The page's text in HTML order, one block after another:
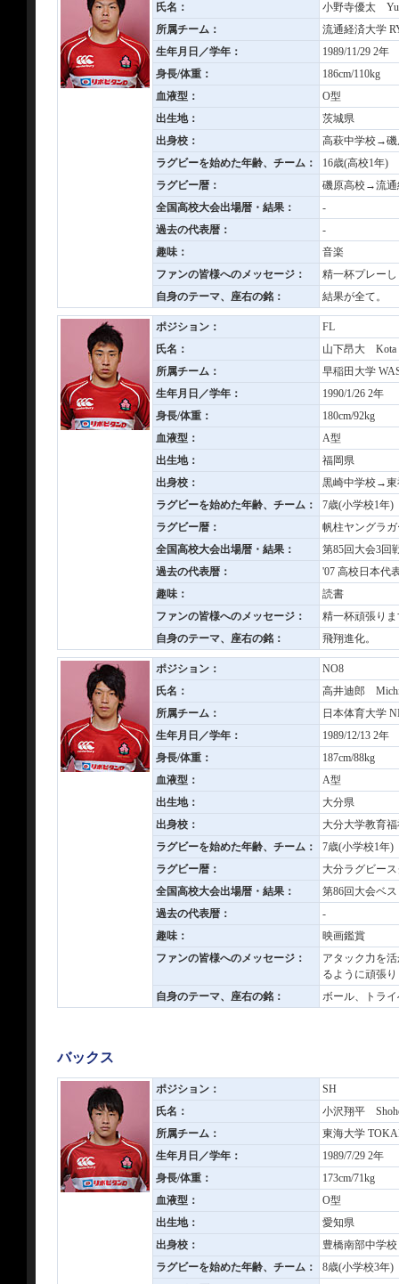
氏名：
小野寺優太
所属チーム：
流通経済大学
生年月日／学年：
1989/11/29 2年
身長/体重：
186cm/110kg
血液型：
O型
出生地：
茨城県
出身校：
高萩中学校→
ラグビーを始めた年齢、チーム：
16歳(高校1年)
ラグビー暦：
磯原高校→流通
全国高校大会出場暦・結果：
-
過去の代表暦：
-
趣味：
音楽
ファンの皆様へのメッセージ：
精一杯プレー
自身のテーマ、座右の銘：
結果が全て。
ポジション：
FL
氏名：
山下昂大 Kota
所属チーム：
早稲田大学
生年月日／学年：
1990/1/26 2年
身長/体重：
180cm/92kg
血液型：
A型
出生地：
福岡県
出身校：
黒崎中学校→
ラグビーを始めた年齢、チーム：
7歳(小学校1年
ラグビー暦：
帆柱ヤングラ
全国高校大会出場暦・結果：
第85回大会3回
過去の代表暦：
'07 高校日本代
趣味：
読書
ファンの皆様へのメッセージ：
精一杯頑張り
自身のテーマ、座右の銘：
飛翔進化。
ポジション：
NO8
氏名：
高井迪郎
所属チーム：
日本体育大学
生年月日／学年：
1989/12/13 2年
身長/体重：
187cm/88kg
血液型：
A型
出生地：
大分県
出身校：
大分大学教育
ラグビーを始めた年齢、チーム：
7歳(小学校1年
ラグビー暦：
大分ラグビー
全国高校大会出場暦・結果：
第86回大会ベ
過去の代表暦：
-
趣味：
映画鑑賞
ファンの皆様へのメッセージ：
アタック力を
るように頑張
自身のテーマ、座右の銘：
ボール、トラ
バックス
ポジション：
SH
氏名：
小沢翔平
所属チーム：
東海大学
生年月日／学年：
1989/7/29 2年
身長/体重：
173cm/71kg
血液型：
O型
出生地：
愛知県
出身校：
豊橋南部中学
ラグビーを始めた年齢、チーム：
8歳(小学校3年